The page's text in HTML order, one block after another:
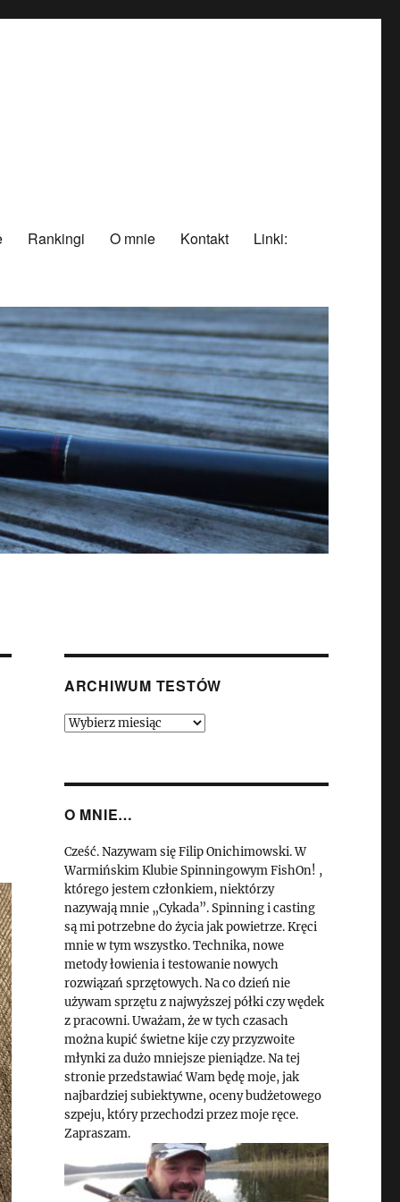
Rankingi O mnie Kontakt Linki:
ARCHIWUM TESTÓW
Archiwum
O MNIE…
Cześć. Nazywam się Filip Onichimowski. W
Warmińskim Klubie Spinningowym FishOn! ,
którego jestem członkiem, niektórzy
nazywają mnie „Cykada”. Spinning i casting
są mi potrzebne do życia jak powietrze. Kręci
mnie w tym wszystko. Technika, nowe
metody łowienia i testowanie nowych
rozwiązań sprzętowych. Na co dzień nie
używam sprzętu z najwyższej półki czy wędek
z pracowni. Uważam, że w tych czasach
można kupić świetne kije czy przyzwoite
młynki za dużo mniejsze pieniądze. Na tej
stronie przedstawiać Wam będę moje, jak
najbardziej subiektywne, oceny budżetowego
szpeju, który przechodzi przez moje ręce.
Zapraszam.